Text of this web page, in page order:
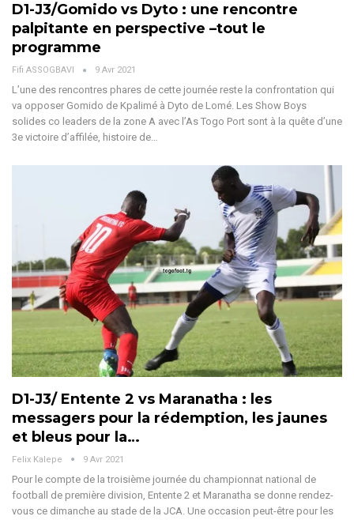
D1-J3/Gomido vs Dyto : une rencontre
palpitante en perspective –tout le
programme
Fifi ASSOGBAVI 9 Avr 2021
L’une des rencontres phares de cette journée reste la confrontation qui
va opposer Gomido de Kpalimé à Dyto de Lomé. Les Show Boys
solides co leaders de la zone A avec l’As Togo Port sont à la quête d’une
3e victoire d’affilée, histoire de…
D1-J3/ Entente 2 vs Maranatha : les
messagers pour la rédemption, les jaunes
et bleus pour la…
Felix Kalepe 9 Avr 2021
Pour le compte de la troisième journée du championnat national de
football de première division, Entente 2 et Maranatha se donne rendez-
vous ce dimanche au stade de la JCA. Une occasion peut-être pour les